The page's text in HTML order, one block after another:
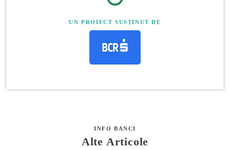
UN PROIECT SUSȚINUT DE
INFO BANCI
Alte Articole